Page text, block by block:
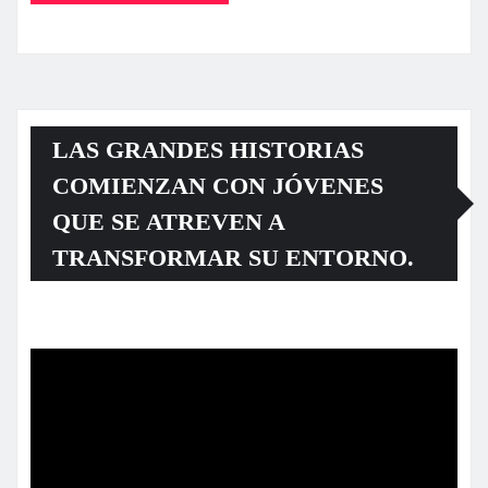
LAS GRANDES HISTORIAS
COMIENZAN CON JÓVENES
QUE SE ATREVEN A
TRANSFORMAR SU ENTORNO.